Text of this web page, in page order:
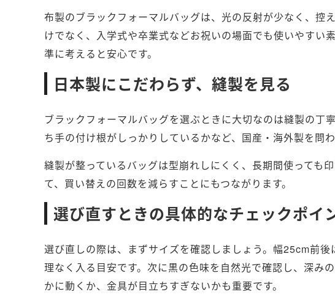
布製のブラックフォーマルバッグは、光の反射が少なく、控
けでなく、入学式や卒業式などお祝いの場面でも使いやすい
準に考えると安心です。
日本製にこだわらず、縫製を見る
ブラックフォーマルバッグを選ぶときに大切なのは縫製の丁
ち手の付け根がしっかりしているかなど、国産・海外製を問
縫製が整っているバッグは型崩れしにくく、長期間使っても
て、買い替えの回数を減らすことにもつながります。
選び直すときの具体的なチェックポイ
選び直しの際は、まずサイズを確認しましょう。幅25cm前
理なく入る目安です。次に黒の色味を自然光で確認し、深み
かに動くか、金具が目立ちすぎないかも重要です。